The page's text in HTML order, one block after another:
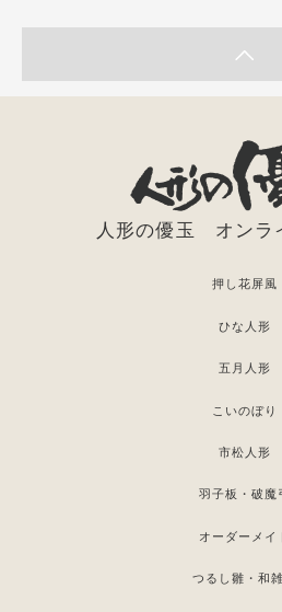
人形の優玉 オンラ
押し花屏風
ひな人形
五月人形
こいのぼり
市松人形
羽子板・破魔
オーダーメイ
つるし雛・和